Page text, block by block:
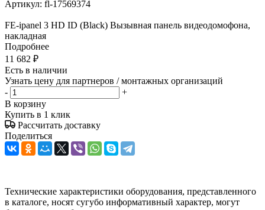
Артикул: fl-17569374
FE-ipanel 3 HD ID (Black) Вызывная панель видеодомофона,
накладная
Подробнее
11 682 ₽
Есть в наличии
Узнать цену для партнеров / монтажных организаций
-
+
В корзину
Купить в 1 клик
Рассчитать доставку
Поделиться
Технические характеристики оборудования, представленного
в каталоге, носят сугубо информативный характер, могут